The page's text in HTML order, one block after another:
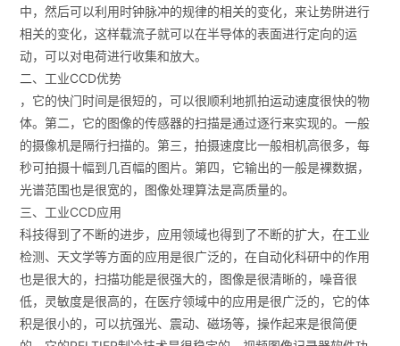
中，然后可以利用时钟脉冲的规律的相关的变化，来让势阱进行
相关的变化，这样载流子就可以在半导体的表面进行定向的运
动，可以对电荷进行收集和放大。
二、工业CCD优势
，它的快门时间是很短的，可以很顺利地抓拍运动速度很快的物
体。第二，它的图像的传感器的扫描是通过逐行来实现的。一般
的摄像机是隔行扫描的。第三，拍摄速度比一般相机高很多，每
秒可拍摄十幅到几百幅的图片。第四，它输出的一般是裸数据，
光谱范围也是很宽的，图像处理算法是高质量的。
三、工业CCD应用
科技得到了不断的进步，应用领域也得到了不断的扩大，在工业
检测、天文学等方面的应用是很广泛的，在自动化科研中的作用
也是很大的，扫描功能是很强大的，图像是很清晰的，噪音很
低，灵敏度是很高的，在医疗领域中的应用是很广泛的，它的体
积是很小的，可以抗强光、震动、磁场等，操作起来是很简便